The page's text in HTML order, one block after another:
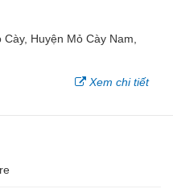
Huyện Mỏ Cày Nam,
Xem chi tiết